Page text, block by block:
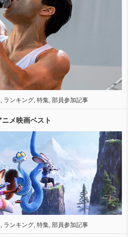
, ランキング, 特集, 部員参加記事
メ映画ベスト
ランキング 特集 部員参加記事